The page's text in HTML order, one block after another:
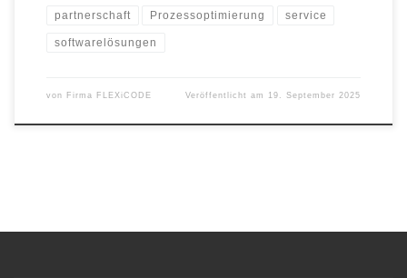
partnerschaft Prozessoptimierung service
softwarelösungen
von Firma FLEXiCODE Veröffentlicht am 19. September 2025